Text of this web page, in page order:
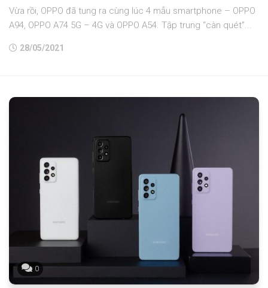
Vừa rồi, OPPO đã tung ra cùng lúc 4 mẫu smartphone – OPPO
A94, OPPO A74 5G – 4G và OPPO A54. Tập trung “càn quét”...
28/05/2021
0